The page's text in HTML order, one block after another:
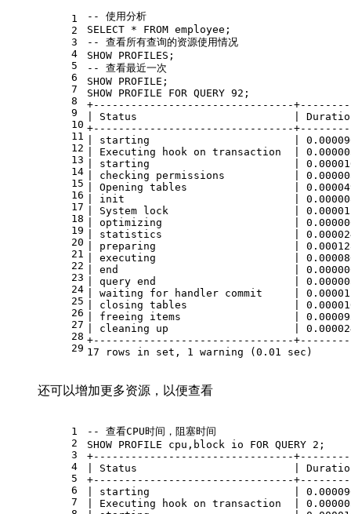
1
2
3
4
5
6
7
8
9
10
11
12
13
14
15
16
17
18
19
20
21
22
23
24
25
26
27
28
29
-- 使用分析
SELECT * FROM employee;
-- 查看所有查询的资源使用情况
SHOW PROFILES;
-- 查看最近一次
SHOW PROFILE;
SHOW PROFILE FOR QUERY 92 ;
+--------------------------------
Status
+--------------------------------
starting
Executing hook on transaction
starting
checking permissions
Opening tables
init
System lock
optimizing
statistics
preparing
executing
end
query end
waiting for handler commit
closing tables
freeing items
cleaning up
+--------------------------------
17
rows in set , 1 warning (0.01 sec)
还可以增加更多资源，以便查看
1
2
3
4
5
6
7
-- 查看CPU时间，阻塞时间
SHOW PROFILE cpu,block io FOR QUERY 2 ;
+--------------------------------
Status
+--------------------------------
starting
Executing hook on transaction